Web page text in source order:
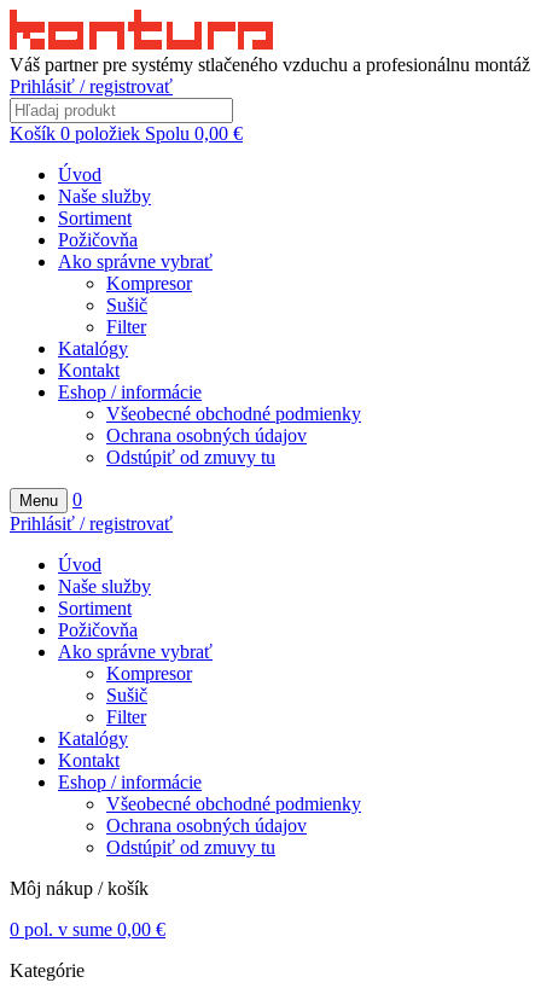
Váš partner pre systémy stlačeného vzduchu a profesionálnu montáž
Prihlásiť / registrovať
Košík 0 položiek Spolu 0,00 €
Úvod
Naše služby
Sortiment
Požičovňa
Ako správne vybrať
Kompresor
Sušič
Filter
Katalógy
Kontakt
Eshop / informácie
Všeobecné obchodné podmienky
Ochrana osobných údajov
Odstúpiť od zmuvy tu
Menu
0
Prihlásiť / registrovať
Úvod
Naše služby
Sortiment
Požičovňa
Ako správne vybrať
Kompresor
Sušič
Filter
Katalógy
Kontakt
Eshop / informácie
Všeobecné obchodné podmienky
Ochrana osobných údajov
Odstúpiť od zmuvy tu
Môj nákup / košík
0 pol. v sume 0,00 €
Kategórie